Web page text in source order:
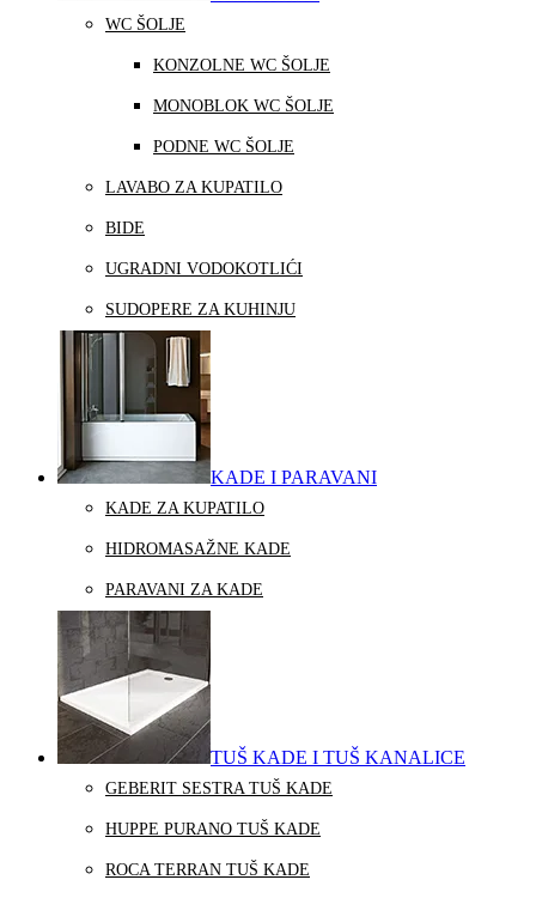
WC ŠOLJE
KONZOLNE WC ŠOLJE
MONOBLOK WC ŠOLJE
PODNE WC ŠOLJE
LAVABO ZA KUPATILO
BIDE
UGRADNI VODOKOTLIĆI
SUDOPERE ZA KUHINJU
KADE I PARAVANI
KADE ZA KUPATILO
HIDROMASAŽNE KADE
PARAVANI ZA KADE
TUŠ KADE I TUŠ KANALICE
GEBERIT SESTRA TUŠ KADE
HUPPE PURANO TUŠ KADE
ROCA TERRAN TUŠ KADE